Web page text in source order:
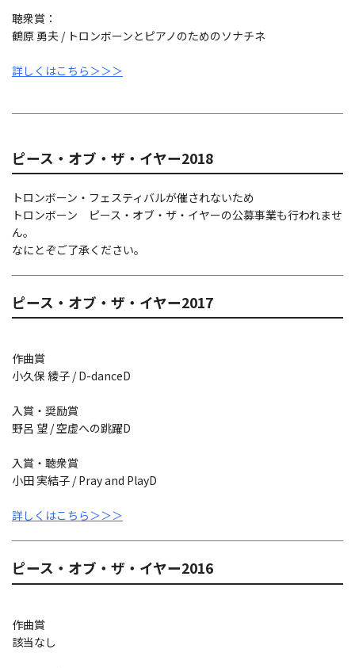
聴衆賞：
鶴原 勇夫 / トロンボーンとピアノのためのソナチネ
詳しくはこちら＞＞＞
ピース・オブ・ザ・イヤー2018
トロンボーン・フェスティバルが催されないため
トロンボーン ピース・オブ・ザ・イヤーの公募事業も行われませ
ん。
なにとぞご了承ください。
ピース・オブ・ザ・イヤー2017
作曲賞
小久保 綾子 / D-danceD
入賞・奨励賞
野呂 望 / 空虚への跳躍D
入賞・聴衆賞
小田 実結子 / Pray and PlayD
詳しくはこちら＞＞＞
ピース・オブ・ザ・イヤー2016
作曲賞
該当なし